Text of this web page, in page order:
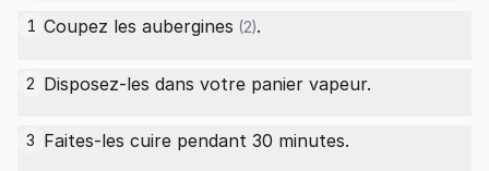
1 Coupez les aubergines (2).
2 Disposez-les dans votre panier vapeur.
3 Faites-les cuire pendant 30 minutes.